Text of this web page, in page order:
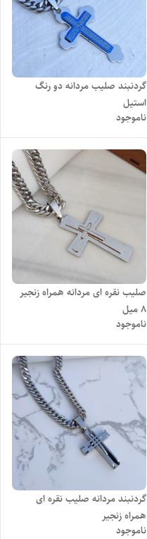
گردنبند صلیب مردانه دو رنگ
استیل
ناموجود
صلیب نقره ای مردانه همراه زنجیر
8 میل
ناموجود
گردنبند مردانه صلیب نقره ای
همراه زنجیر
ناموجود